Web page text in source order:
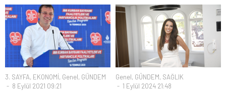
3. SAYFA, EKONOMİ, Genel, GÜNDEM
8 Eylül 2021 09:21
Genel, GÜNDEM, SAĞLIK
1 Eylül 2024 21:48